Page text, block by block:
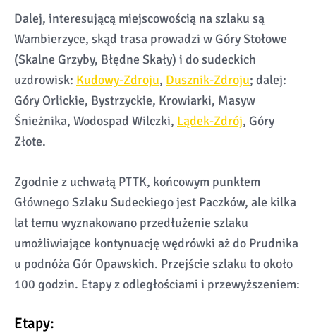
Dalej, interesującą miejscowością na szlaku są
Wambierzyce, skąd trasa prowadzi w Góry Stołowe
(Skalne Grzyby, Błędne Skały) i do sudeckich
uzdrowisk: Kudowy-Zdroju, Dusznik-Zdroju; dalej:
Góry Orlickie, Bystrzyckie, Krowiarki, Masyw
Śnieżnika, Wodospad Wilczki, Lądek-Zdrój, Góry
Złote.
Zgodnie z uchwałą PTTK, końcowym punktem
Głównego Szlaku Sudeckiego jest Paczków, ale kilka
lat temu wyznakowano przedłużenie szlaku
umożliwiające kontynuację wędrówki aż do Prudnika
u podnóża Gór Opawskich. Przejście szlaku to około
100 godzin. Etapy z odległościami i przewyższeniem:
Etapy: